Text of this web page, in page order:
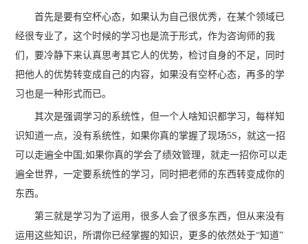
首先是要有空杯心态，如果认为自己很优秀，在某个领域已
经很专业了，这个时候的学习也是流于形式，作为咨询师的我
们，要冷静下来认真思考其它人的优势，检讨自身的不足，同时
把他人的优势转变成自己的内容，如果没有空杯心态，再多的学
习也是一种形式而已。
其次是强调学习的系统性，但一个人啥知识都学习，每样知
识知道一点，没有系统性，如果你真的掌握了现场5S，就这一招
可以走遍全中国;如果你真的学会了绩效管理，就走一招你可以走
遍全世界，一定要系统性的学习，同时把老师的东西转变成你的
东西。
第三就是学习为了运用，很多人会了很多东西，但从来没有
运用这些知识，所谓你已经掌握的知识，更多的依然处于“知道”